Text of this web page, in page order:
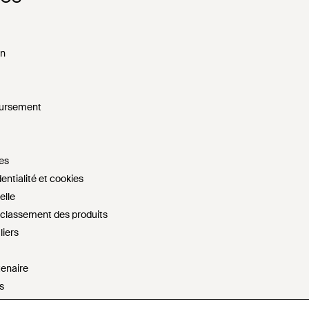
et cookies
des produits
mes informations personnelles